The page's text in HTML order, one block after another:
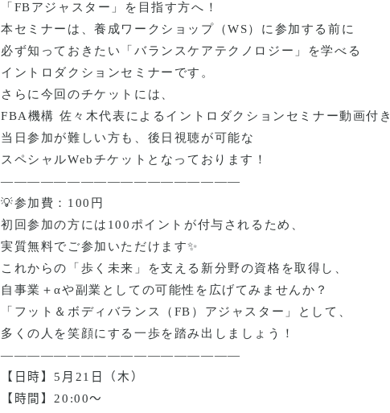
「 FBアジャスター」を目指す方へ！
本セミナーは、養成ワークショップ（WS）に参加する前に
必ず知っておきたい「バランスケアテクノロジー」を学べる
イントロダクションセミナーです。
さらに今回のチケットには、
FBA機構 佐々木代表によるイントロダクションセミナー動画付き
当日参加が難しい方も、後日視聴が可能な
スペシャルWebチケットとなっております！
――――――――――――――――――
💡参加費： 100 円
初回参加の方には 100 ポイントが付与されるため、
実質無料でご参加いただけます✨
これからの「歩く未来」を支える新分野の資格を取得し、
自事業＋αや副業としての可能性を広げてみませんか？
「フット＆ボディバランス（ FB ）アジャスター」として、
多くの人を笑顔にする一歩を踏み出しましょう！
――――――――――――――――――
【日時】 5 月 21 日（木）
【時間】 20:00〜